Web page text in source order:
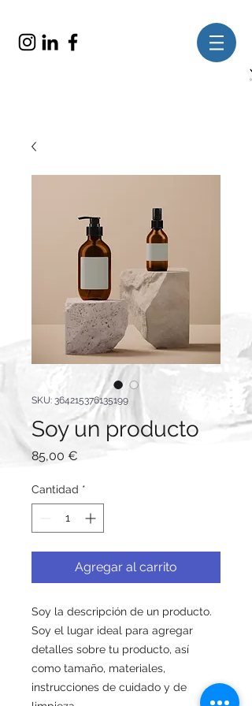
SKU: 364215376135199
Soy un producto
85,00 €
Cantidad *
Agregar al carrito
Soy la descripción de un producto.
Soy el lugar ideal para agregar
detalles sobre tu producto, así
como tamaño, materiales,
instrucciones de cuidado y de